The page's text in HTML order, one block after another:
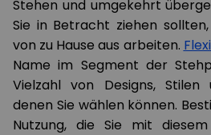
Stehen und umgekehrt
Sie in Betracht ziehen
von zu Hause aus arbeiten.
Name im Segment der
Vielzahl von Designs, Stilen
denen Sie wählen können.
Nutzung, die Sie mit